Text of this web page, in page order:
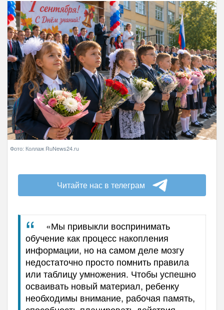
Фото: Коллаж RuNews24.ru
Читайте нас в телеграм
«Мы привыкли воспринимать
обучение как процесс накопления
информации, но на самом деле мозгу
недостаточно просто помнить правила
или таблицу умножения. Чтобы успешно
осваивать новый материал, ребенку
необходимы внимание, рабочая память,